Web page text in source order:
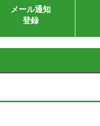
メール通知
登録